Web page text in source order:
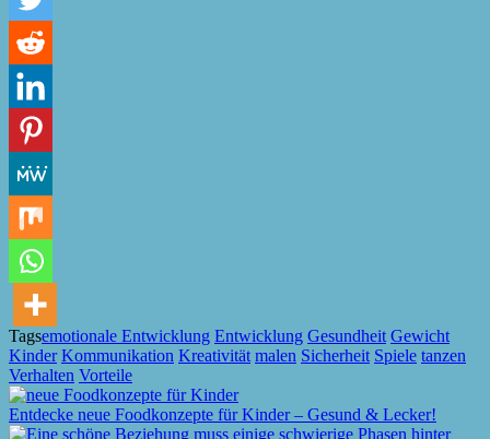
Tagsemotionale Entwicklung Entwicklung Gesundheit Gewicht
Kinder Kommunikation Kreativität malen Sicherheit Spiele tanzen
Verhalten Vorteile
Entdecke neue Foodkonzepte für Kinder – Gesund & Lecker!